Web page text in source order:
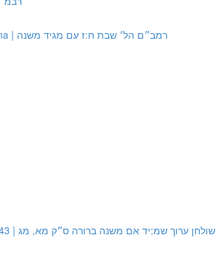
Source #7: Rambam Hilchot Shabbat 8:7 with Maggid Mishna | רמב״ם הל׳ שבת ח:ז עם מגיד משנה
Source #3: Shulchan Aruch 340:14 with Mishna Berura 41, 43 | שולחן ערוך שמ:יד אם משנה ברורה ס״ק מא, מג